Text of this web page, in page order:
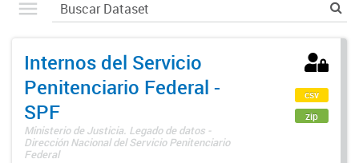
Internos del Servicio
Penitenciario Federal -
SPF
Ministerio de Justicia. Legado de datos -
Dirección Nacional del Servicio Penitenciario
Federal
csv
zip